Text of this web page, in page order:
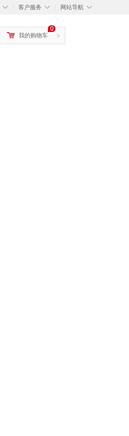
◇ ◇
客户服务 ◇
网站导航
>
0
我的购物车